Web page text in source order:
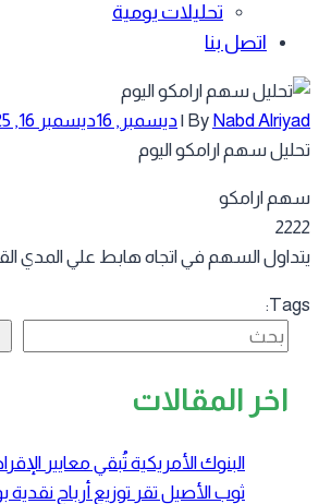
تحليلات يومية
اتصل بنا
By Nabd Alriyad
|ديسمبر, 16
ديسمبر 16, 2025
تحليل سهم ارامكو اليوم
سهم ارامكو
2222
يتداول السهم في اتجاه هابط علي المدي القصير ، أعلي مستوي 23.65 يستهدف مستوي 24.02 ريال ثم
Tags:
البحث
اخر المقالات
البنوك الأمريكية تُبقي معايير
ثوب الأصيل تقر توزيع أرباح نقدية بواقع 0.11 ريال للسهم عن النصف